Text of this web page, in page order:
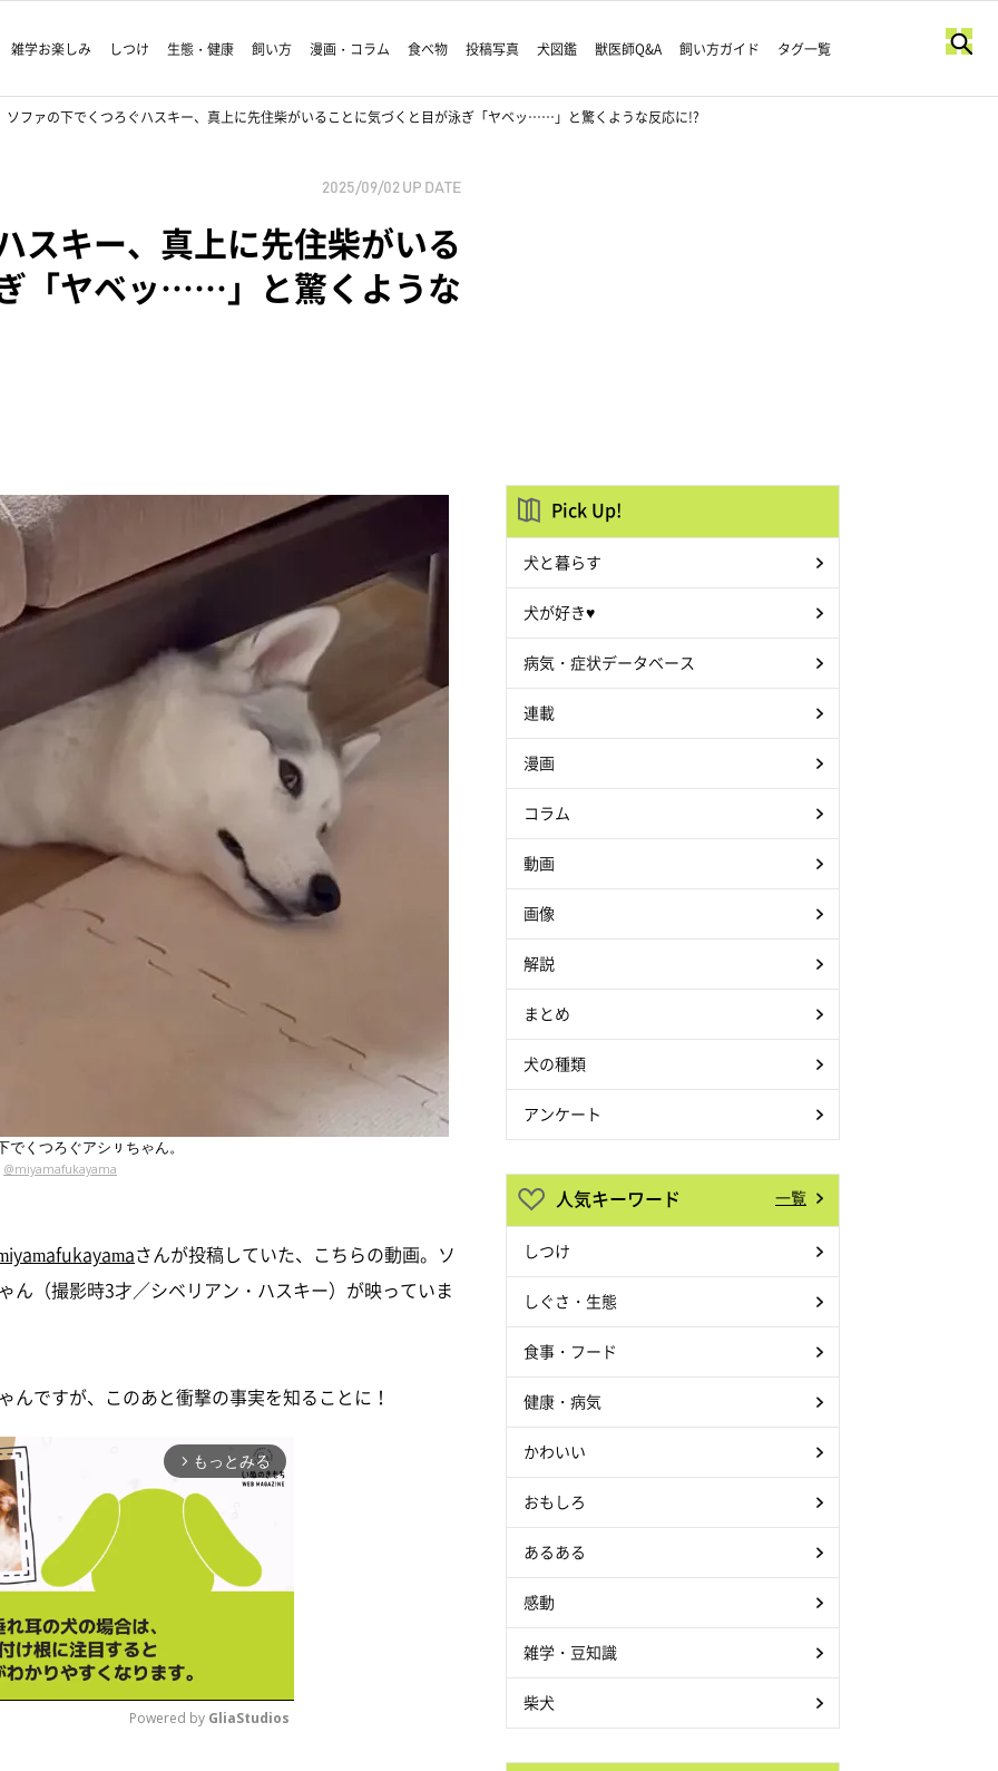
雑学お楽しみ しつけ 生態・健康 飼い方 漫画・コラム 食べ物 投稿写真 犬図鑑 獣医師Q&A 飼い方ガイド タグ一覧
ソファの下でくつろぐハスキー、真上に先住柴がいることに気づくと目が泳ぎ「ヤベッ……」と驚くような反応に!?
2025/09/02 UP DATE
スキー、真上に先住柴がいる
「ヤベッ……」と驚くような
でくつろぐアシㇼちゃん。
@miyamafukayama
さんが投稿していた、こちらの動画。ソ
ん（撮影時3才／シベリアン・ハスキー）が映っていま
ですが、このあと衝撃の事実を知ることに！
arrow_forward_ios もっとみる
Powered by GliaStudios
Pick Up!
犬と暮らす
犬が好き♥
病気・症状データベース
連載
漫画
コラム
動画
画像
解説
まとめ
犬の種類
アンケート
人気キーワード 一覧
しつけ
しぐさ・生態
食事・フード
健康・病気
かわいい
おもしろ
あるある
感動
雑学・豆知識
柴犬